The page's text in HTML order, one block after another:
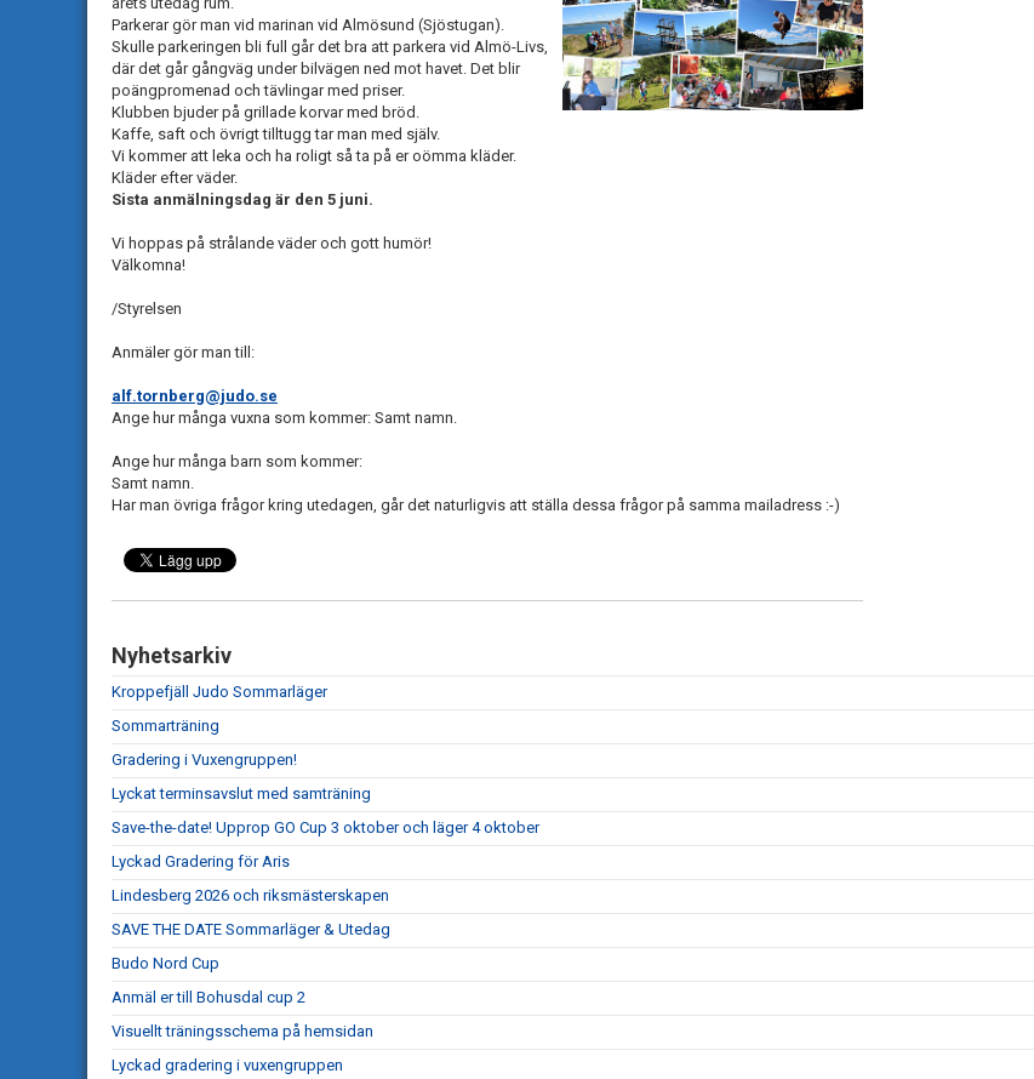
Parkerar gör man vid marinan vid Almösund (Sjöstugan).
Skulle parkeringen bli full går det bra att parkera vid Almö-Livs,
där det går gångväg under bilvägen ned mot havet. Det blir
poängpromenad och tävlingar med priser.
Klubben bjuder på grillade korvar med bröd.
Kaffe, saft och övrigt tilltugg tar man med själv.
Vi kommer att leka och ha roligt så ta på er oömma kläder.
Kläder efter väder.
Sista anmälningsdag är den 5 juni.
Vi hoppas på strålande väder och gott humör!
Välkomna!
/Styrelsen
Anmäler gör man till:
alf.tornberg@judo.se
Ange hur många vuxna som kommer: Samt namn.
Ange hur många barn som kommer:
Samt namn.
Har man övriga frågor kring utedagen, går det naturligvis att ställa dessa frågor på samma mailadress :-)
Nyhetsarkiv
Kroppefjäll Judo Sommarläger
Sommarträning
Gradering i Vuxengruppen!
Lyckat terminsavslut med samträning
Save-the-date! Upprop GO Cup 3 oktober och läger 4 oktober
Lyckad Gradering för Aris
Lindesberg 2026 och riksmästerskapen
SAVE THE DATE Sommarläger & Utedag
Budo Nord Cup
Anmäl er till Bohusdal cup 2
Visuellt träningsschema på hemsidan
Lyckad gradering i vuxengruppen